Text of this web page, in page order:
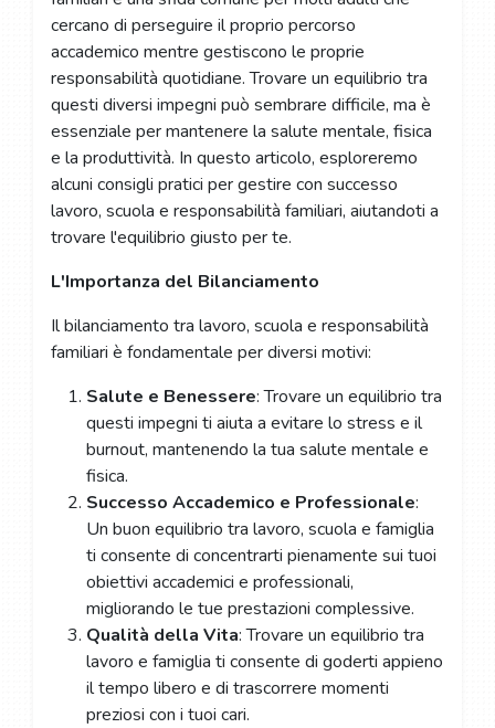
cercano di perseguire il proprio percorso
accademico mentre gestiscono le proprie
responsabilità quotidiane. Trovare un equilibrio tra
questi diversi impegni può sembrare difficile, ma è
essenziale per mantenere la salute mentale, fisica
e la produttività. In questo articolo, esploreremo
alcuni consigli pratici per gestire con successo
lavoro, scuola e responsabilità familiari, aiutandoti a
trovare l'equilibrio giusto per te.
L'Importanza del Bilanciamento
Il bilanciamento tra lavoro, scuola e responsabilità
familiari è fondamentale per diversi motivi:
Salute e Benessere: Trovare un equilibrio tra
questi impegni ti aiuta a evitare lo stress e il
burnout, mantenendo la tua salute mentale e
fisica.
Successo Accademico e Professionale:
Un buon equilibrio tra lavoro, scuola e famiglia
ti consente di concentrarti pienamente sui tuoi
obiettivi accademici e professionali,
migliorando le tue prestazioni complessive.
Qualità della Vita: Trovare un equilibrio tra
lavoro e famiglia ti consente di goderti appieno
il tempo libero e di trascorrere momenti
preziosi con i tuoi cari.